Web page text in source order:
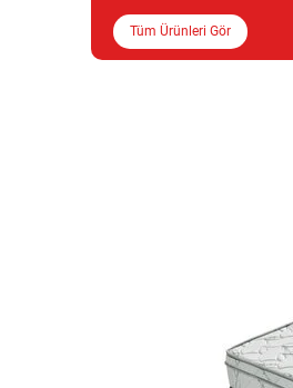
Tüm Ürünleri Gör